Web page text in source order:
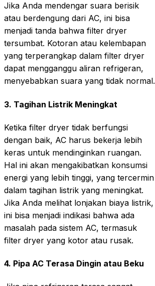
Jika Anda mendengar suara berisik
atau berdengung dari AC, ini bisa
menjadi tanda bahwa filter dryer
tersumbat. Kotoran atau kelembapan
yang terperangkap dalam filter dryer
dapat mengganggu aliran refrigeran,
menyebabkan suara yang tidak normal.
3. Tagihan Listrik Meningkat
Ketika filter dryer tidak berfungsi
dengan baik, AC harus bekerja lebih
keras untuk mendinginkan ruangan.
Hal ini akan mengakibatkan konsumsi
energi yang lebih tinggi, yang tercermin
dalam tagihan listrik yang meningkat.
Jika Anda melihat lonjakan biaya listrik,
ini bisa menjadi indikasi bahwa ada
masalah pada sistem AC, termasuk
filter dryer yang kotor atau rusak.
4. Pipa AC Terasa Dingin atau Beku